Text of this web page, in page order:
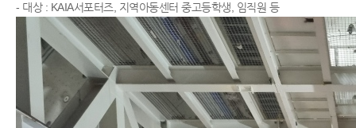
​- 대상 : KAIA서포터즈, 지역아동센터 중고등학생, 임직원 등